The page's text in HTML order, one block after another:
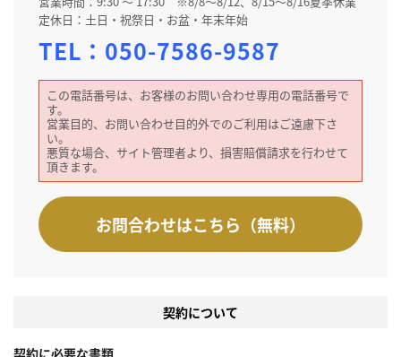
定休日：土日・祝祭日・お盆・年末年始
TEL： 050-7586-9587
この電話番号は、お客様のお問い合わせ専用の電話番号で
す。
営業目的、お問い合わせ目的外でのご利用はご遠慮下さ
い。
悪質な場合、サイト管理者より、損害賠償請求を行わせて
頂きます。
お問合わせはこちら（無料）
契約について